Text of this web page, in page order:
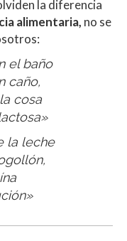
la diferencia
alimentaria, no se
el baño
caño,
cosa
la leche